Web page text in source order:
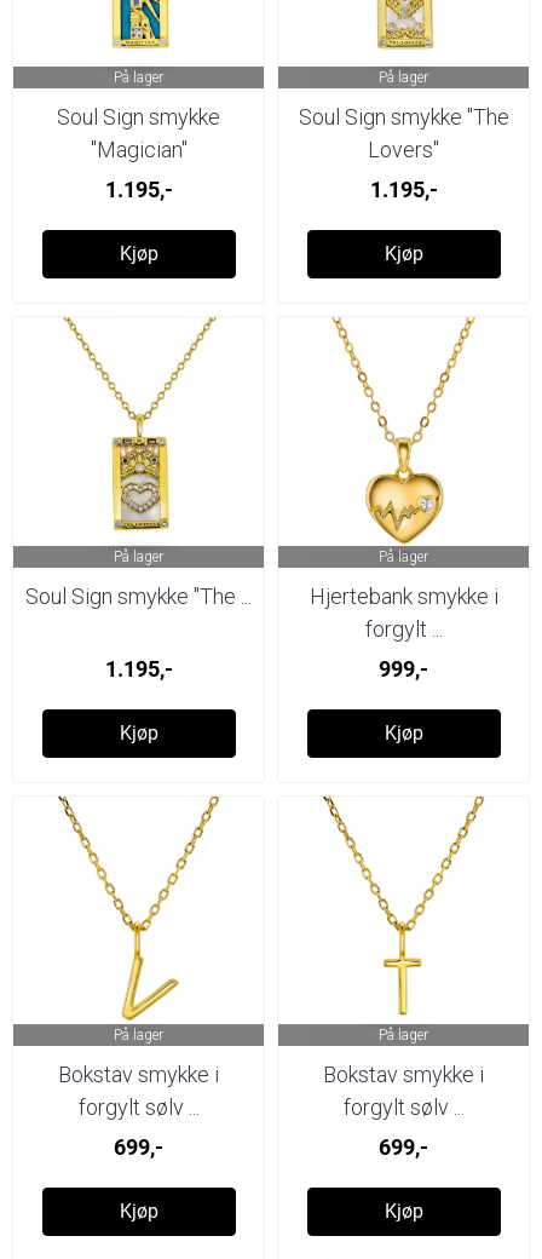
På lager
Soul Sign smykke
"Magician"
1.195,-
Kjøp
På lager
Soul Sign smykke "The
Lovers"
1.195,-
Kjøp
På lager
Soul Sign smykke "The ...
1.195,-
Kjøp
På lager
Hjertebank smykke i
forgylt ...
999,-
Kjøp
På lager
Bokstav smykke i
forgylt sølv ...
699,-
Kjøp
På lager
Bokstav smykke i
forgylt sølv ...
699,-
Kjøp